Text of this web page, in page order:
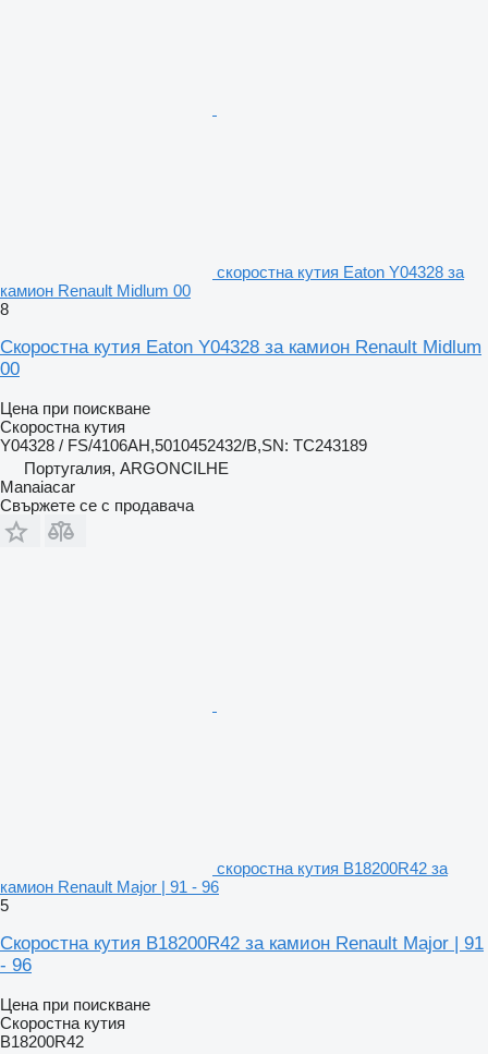
скоростна кутия Eaton Y04328 за
камион Renault Midlum 00
8
Скоростна кутия Eaton Y04328 за камион Renault Midlum
00
Цена при поискване
Скоростна кутия
Y04328 / FS/4106AH,5010452432/B,SN: TC243189
Португалия, ARGONCILHE
Manaiacar
Свържете се с продавача
скоростна кутия B18200R42 за
камион Renault Major | 91 - 96
5
Скоростна кутия B18200R42 за камион Renault Major | 91
- 96
Цена при поискване
Скоростна кутия
B18200R42